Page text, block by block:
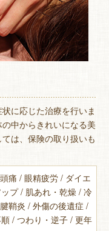
に応じた治療を行いま
中からきれいになる美
は、保険の取り扱いも
痛 / 眼精疲労 / ダイエ
プ / 肌あれ・乾燥 / 冷
鞘炎 / 外傷の後遺症 /
/ つわり・逆子 / 更年